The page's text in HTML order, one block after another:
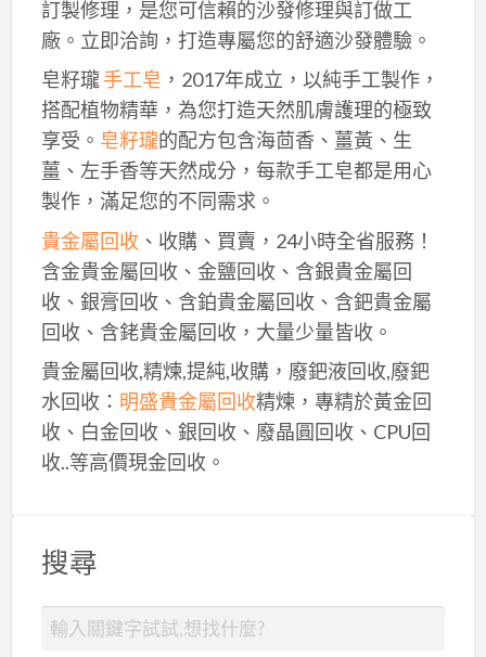
訂製修理，是您可信賴的沙發修理與訂做工
廠。立即洽詢，打造專屬您的舒適沙發體驗。
皂籽瓏手工皂 ，2017年成立，以純手工製作，
搭配植物精華，為您打造天然肌膚護理的極致
享受。 皂籽瓏的配方包含海茴香、薑黃、生
薑、左手香等天然成分，每款手工皂都是用心
製作，滿足您的不同需求。
貴金屬回收、收購、買賣，24小時全省服務！
含金貴金屬回收、金鹽回收、含銀貴金屬回
收、銀膏回收、含鉑貴金屬回收、含鈀貴金屬
回收、含銠貴金屬回收，大量少量皆收。
貴金屬回收,精煉,提純,收購，廢鈀液回收,廢鈀
水回收： 明盛貴金屬回收精煉，專精於黃金回
收、白金回收、銀回收、廢晶圓回收、CPU回
收..等高價現金回收。
搜尋